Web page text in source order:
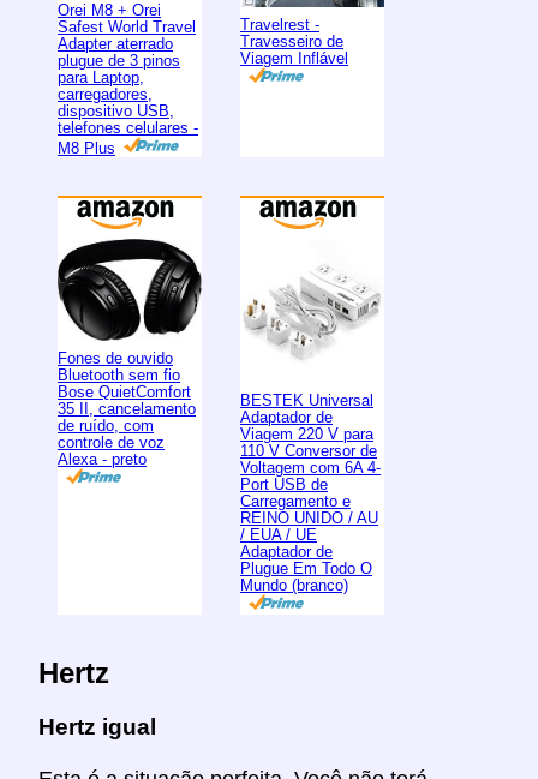
Orei M8 + Orei
Safest World Travel
Adapter aterrado
plugue de 3 pinos
para Laptop,
carregadores,
dispositivo USB,
telefones celulares -
M8 Plus
Travelrest -
Travesseiro de
Viagem Inflável
Fones de ouvido
Bluetooth sem fio
Bose QuietComfort
35 II, cancelamento
de ruído, com
controle de voz
Alexa - preto
BESTEK Universal
Adaptador de
Viagem 220 V para
110 V Conversor de
Voltagem com 6A 4-
Port USB de
Carregamento e
REINO UNIDO / AU
/ EUA / UE
Adaptador de
Plugue Em Todo O
Mundo (branco)
Hertz
Hertz igual